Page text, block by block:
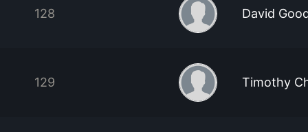
128 David
129 Timothy